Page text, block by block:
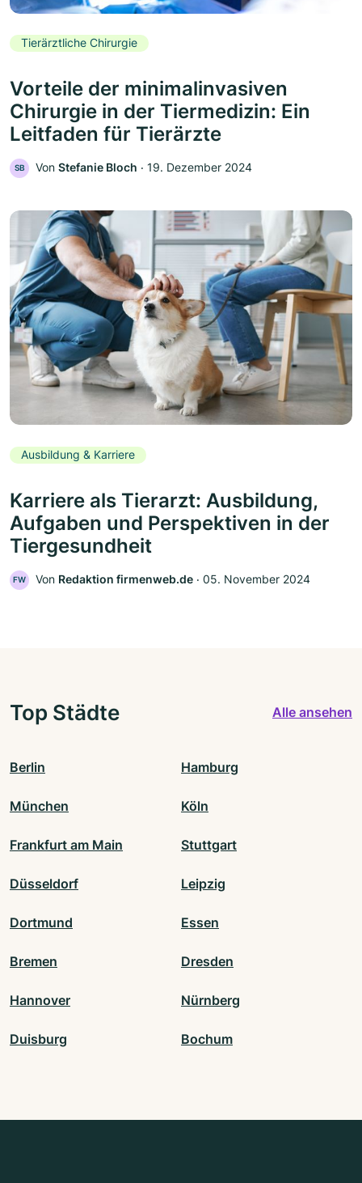
Tierärztliche Chirurgie
Vorteile der minimalinvasiven
Chirurgie in der Tiermedizin: Ein
Leitfaden für Tierärzte
SB Von Stefanie Bloch ‧ 19. Dezember 2024
Ausbildung & Karriere
Karriere als Tierarzt: Ausbildung,
Aufgaben und Perspektiven in der
Tiergesundheit
FW Von Redaktion firmenweb.de ‧ 05. November 2024
Top Städte Alle ansehen
Berlin Hamburg
München Köln
Frankfurt am Main Stuttgart
Düsseldorf Leipzig
Dortmund Essen
Bremen Dresden
Hannover Nürnberg
Duisburg Bochum